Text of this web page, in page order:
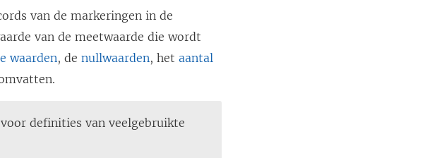
van de markeringen in de
van de meetwaarde die wordt
waarden, denullwaarden, hetaantal
voor definities van veelgebruikte